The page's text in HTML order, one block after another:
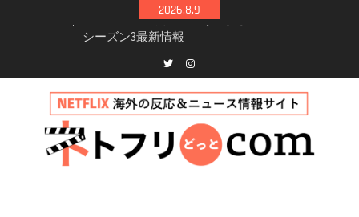
2026.8.9
Netflix映画「ボイスメールで恋をして」キャス
イッチ主演ロマコメ
新決定！2027年撮影開始へ
兄弟大騒動のコメディ映画「リトル・ブラザ
ー」がNetflixで配信！─キャスト・あらすじ・
見どころまとめ
Twitterinstagram